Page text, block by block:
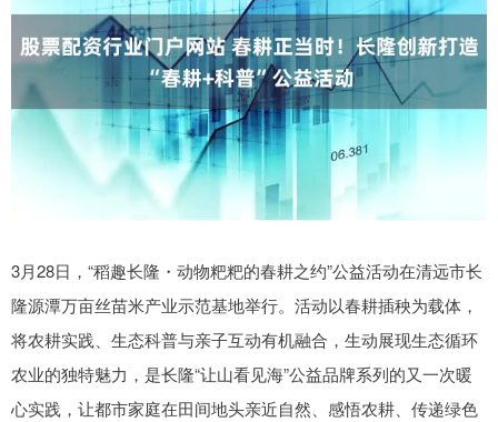
3月28日，“稻趣长隆・动物粑粑的春耕之约”公益活动在清远市长
隆源潭万亩丝苗米产业示范基地举行。活动以春耕插秧为载体，
将农耕实践、生态科普与亲子互动有机融合，生动展现生态循环
农业的独特魅力，是长隆“让山看见海”公益品牌系列的又一次暖
心实践，让都市家庭在田间地头亲近自然、感悟农耕、传递绿色